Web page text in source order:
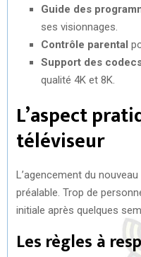
Guide des
ses visionnages.
Contrôle parental
Support des
qualité 4K et 8K.
L’aspect
téléviseur
L’agencement du
préalable. Trop de
initiale après quelques
Les règles à